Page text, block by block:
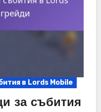
в Lords Mobile
за събития